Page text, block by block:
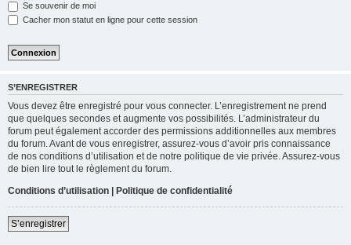
Se souvenir de moi
Cacher mon statut en ligne pour cette session
S’ENREGISTRER
Vous devez être enregistré pour vous connecter. L’enregistrement ne prend
que quelques secondes et augmente vos possibilités. L’administrateur du
forum peut également accorder des permissions additionnelles aux membres
du forum. Avant de vous enregistrer, assurez-vous d’avoir pris connaissance
de nos conditions d’utilisation et de notre politique de vie privée. Assurez-vous
de bien lire tout le règlement du forum.
Conditions d’utilisation | Politique de confidentialité
S’enregistrer